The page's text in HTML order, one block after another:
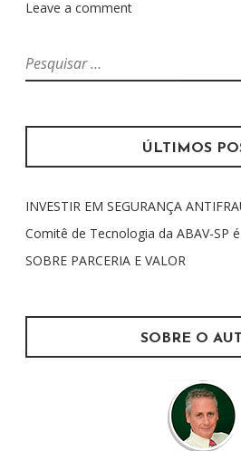
Leave a comment
P
e
q
i
a
r
p
:
ÚLTIMOS
INVESTIR EM SEGURANÇA
Comitê de Tecnologia da ABAV-SP
SOBRE PARCERIA E VALOR
SOBRE O